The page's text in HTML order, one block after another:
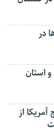
در
استان
از